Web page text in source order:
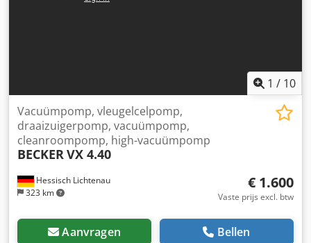
1 / 10
Hessisch Lichtenau
323 km
Vacuümpomp, vleugelcelpomp,
draaizuigerpomp, vacuümpomp,
cleanroompomp, high-vacuümpomp
BECKERVX 4.40
€ 1.600
Vaste prijs excl. btw
Aanvragen Bellen